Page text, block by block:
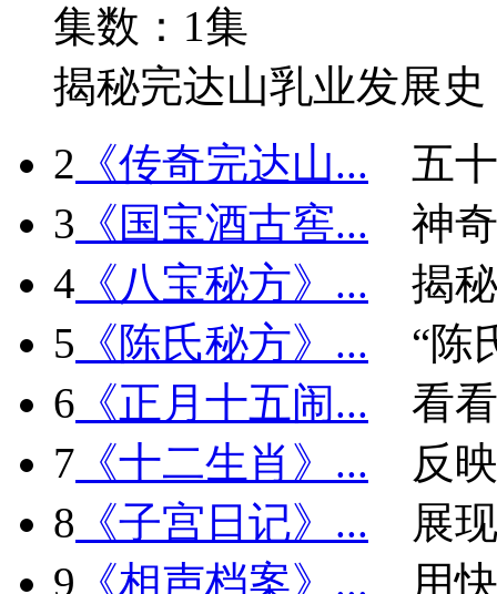
集数：1集
揭秘完达山乳业发展史
2 《传奇完达山...
五
3 《国宝酒古窖...
神
4 《八宝秘方》...
揭
5 《陈氏秘方》...
“陈
6 《正月十五闹...
看
7 《十二生肖》...
反
8 《子宫日记》...
展
9 《相声档案》...
用